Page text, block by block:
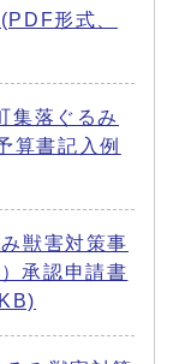
形式、
集落ぐるみ
算書記入例
獣害対策事
承認申請書